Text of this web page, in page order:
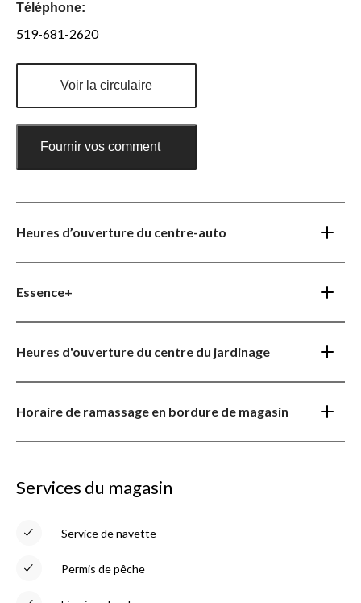
Téléphone:
519-681-2620
Voir la circulaire
Fournir vos commentaires
Heures d’ouverture du centre-auto
Essence+
Heures d'ouverture du centre du jardinage
Horaire de ramassage en bordure de magasin
Services du magasin
Service de navette
Permis de pêche